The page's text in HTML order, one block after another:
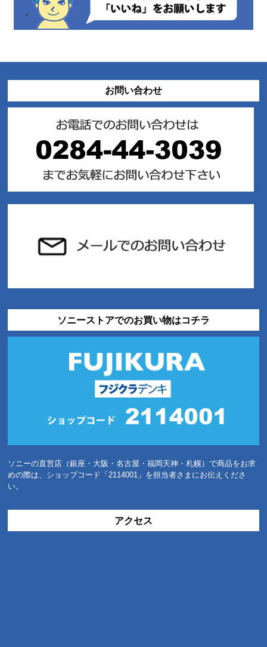
お問い合わせ
ソニーストアでのお買い物はコチラ
ソニーの直営店（銀座・大阪・名古屋・福岡天神・札幌）で商品をお求
めの際は、ショップコード「2114001」を担当者さまにお伝えくださ
い。
アクセス